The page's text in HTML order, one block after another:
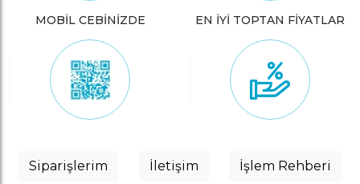
MOBİL CEBİNİZDE EN İYİ TOPTAN FİYATLAR
Siparişlerim İletişim İşlem Rehberi